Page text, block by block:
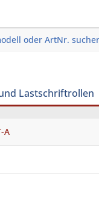
und Lastschriftrollen
A